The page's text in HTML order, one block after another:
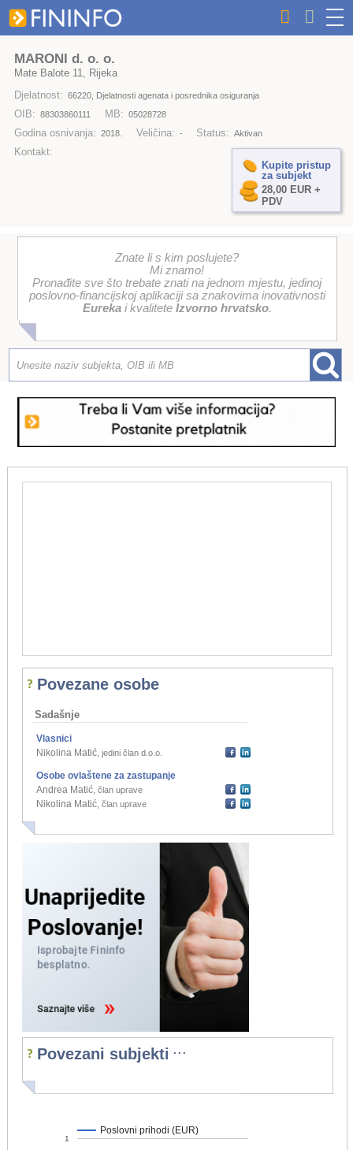
MARONI d. o. o.
Mate Balote 11, Rijeka
Djelatnost: 66220, Djelatnosti agenata i posrednika osiguranja
OIB: 88303860111 MB: 05028728
Godina osnivanja: 2018. Veličina: - Status: Aktivan
Kontakt:
Kupite pristup
za subjekt
28,00 EUR +
PDV
Znate li s kim poslujete?
Mi znamo!
Pronađite sve što trebate znati na jednom mjestu, jedinoj
poslovno-financijskoj aplikaciji sa znakovima inovativnosti
Eurekai kvalitete Izvorno hrvatsko.
Povezane osobe
Sadašnje
Vlasnici
Nikolina Matić, jedini član d.o.o.
Osobe ovlaštene za zastupanje
Andrea Matić, član uprave
Nikolina Matić, član uprave
Povezani subjekti ...
Poslovni prihodi (EUR)
1